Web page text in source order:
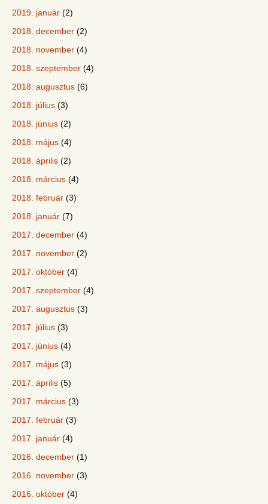
2019. január (2)
2018. december (2)
2018. november (4)
2018. szeptember (4)
2018. augusztus (6)
2018. július (3)
2018. június (2)
2018. május (4)
2018. április (2)
2018. március (4)
2018. február (3)
2018. január (7)
2017. december (4)
2017. november (2)
2017. október (4)
2017. szeptember (4)
2017. augusztus (3)
2017. július (3)
2017. június (4)
2017. május (3)
2017. április (5)
2017. március (3)
2017. február (3)
2017. január (4)
2016. december (1)
2016. november (3)
2016. október (4)